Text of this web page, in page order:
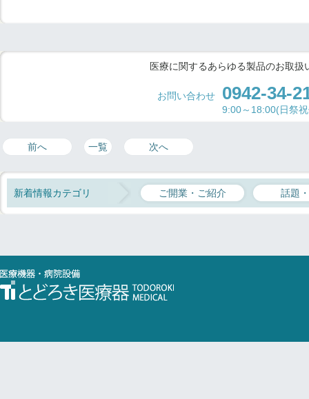
医療に関するあらゆる製品のお取
お問い合わせ 0942-34-
9:00～18:00(日祭
前へ 一覧 次へ
新着情報カテゴリ ご開業・ご紹介 話題